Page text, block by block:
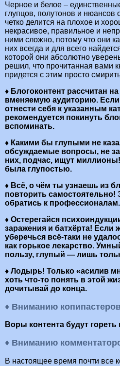
Черное и белое –
глупцов, полутонов и нюансов
четко делится на плохое и
некрасивое, правильное и
ними сложно, потому что они
них всегда и для всего
которой они абсолютно
решил, что прочитанная вами
придется с этим просто
♦ Блогоконтент рассчитан
вменяемую аудиторию. Если
отнести себя к указанным
рекомендуется покинуть
вспоминать.
♦ Какими бы глупыми не
обсуждаемые вопросы, не
них, подчас, ищут
была глупостью.
♦ Всё, о чём ты узнаешь из
повторить самостоятельно!
обратись к профессионалам.
♦ Остерегайся
заражения и батхёрта! Если
уберечься всё-таки не
как горькое лекарство.
пользу, глупый — лишь
♦ Лодырь! Только «асилив
хоть что-то понять в этой
дочитывай до конца.
♦ Вниманию
Воры контента будут гореть
♦ Вниманию
В настоящее время почти все